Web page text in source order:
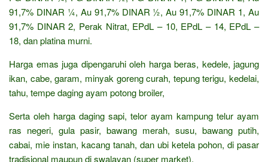
91,7% DINAR ¼, Au 91,7% DINAR ½, Au 91,7% DINAR 1, Au
91,7% DINAR 2, Perak Nitrat, EPdL – 10, EPdL – 14, EPdL –
18, dan platina murni.
Harga emas juga dipengaruhi oleh harga beras, kedele, jagung
ikan, cabe, garam, minyak goreng curah, tepung terigu, kedelai,
tahu, tempe daging ayam potong broiler,
Serta oleh harga daging sapi, telor ayam kampung telur ayam
ras negeri, gula pasir, bawang merah, susu, bawang putih,
cabai, mie instan, kacang tanah, dan ubi ketela pohon, di pasar
tradisional maupun di swalayan (super market).